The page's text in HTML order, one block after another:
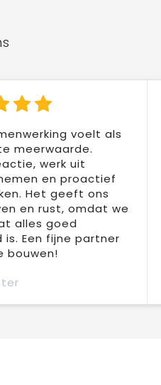
voelt als
meerwaarde.
werk uit
en proactief
Het geeft ons
en rust, omdat we
alles goed
is. Een fijne partner
bouwen!